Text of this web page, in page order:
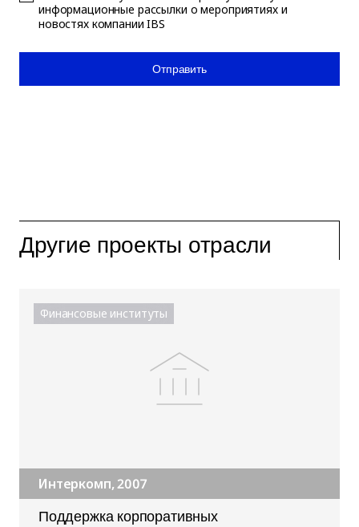
информационные рассылки о мероприятиях и
новостях компании IBS
Отправить
Другие проекты отрасли
Финансовые институты
Интеркомп, 2007
Поддержка корпоративных